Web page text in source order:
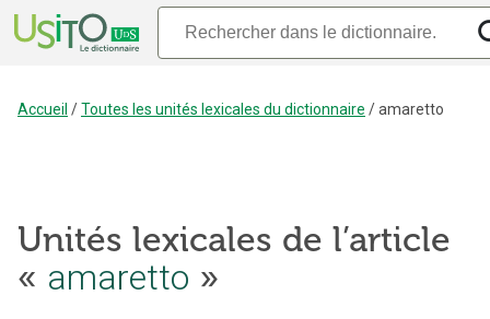
Accueil /Toutes les unités lexicales du dictionnaire /amaretto
Unités lexicales de l’article
« amaretto »